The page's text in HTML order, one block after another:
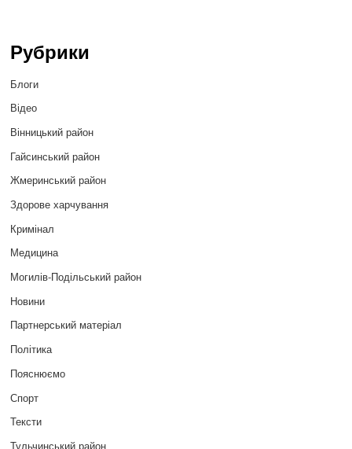
Рубрики
Блоги
Відео
Вінницький район
Гайсинський район
Жмеринський район
Здорове харчування
Кримінал
Медицина
Могилів-Подільський район
Новини
Партнерський матеріал
Політика
Пояснюємо
Спорт
Тексти
Тульчинський район